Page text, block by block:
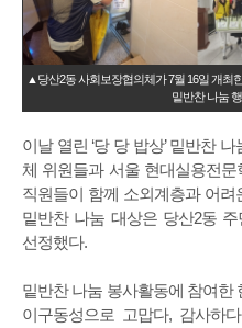
▲당산2동 사회보장협의체가 7월 16일 개최
밑반찬 나눔
이날 열린 ‘당 당 밥상’ 밑반찬
체 위원들과 서울 현대실용전
직원들이 함께 소외계층과 어
밑반찬 나눔 대상은 당산2동
선정했다.
밑반찬 나눔 봉사활동에 참여한
이구동성으로 고맙다, 감사하